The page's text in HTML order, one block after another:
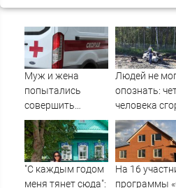
Муж и жена
попытались
совершить
суицид,
предупредив
оперативные
службы
Людей не
опознать:
человека
заживо в
страшном
трассе
07/08/2026 –
"С каждым годом
меня тянет сюда":
На 16
программы